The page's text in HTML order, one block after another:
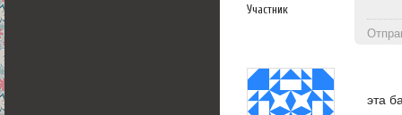
Участник
эта